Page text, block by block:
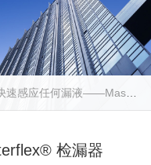
速感应任何漏液——Masterflex® 检漏器
检漏器